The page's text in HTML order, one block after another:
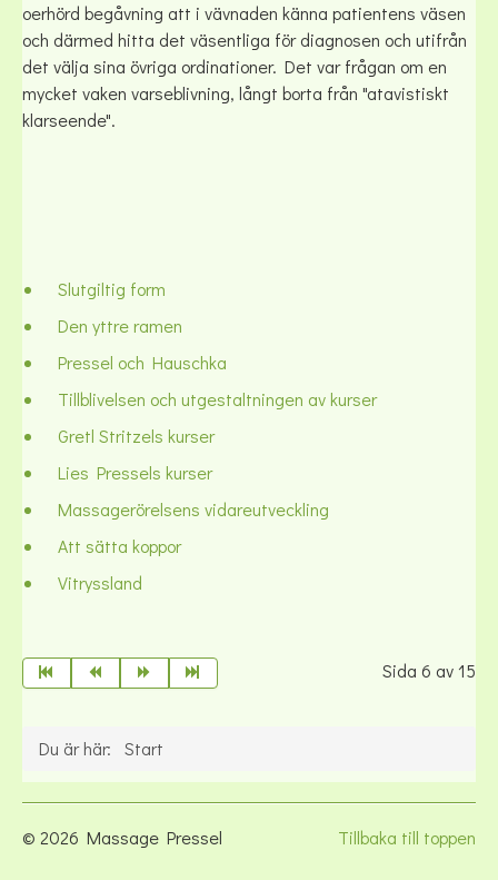
oerhörd begåvning att i vävnaden känna patientens väsen
och därmed hitta det väsentliga för diagnosen och utifrån
det välja sina övriga ordinationer. Det var frågan om en
mycket vaken varseblivning, långt borta från "atavistiskt
klarseende".
Slutgiltig form
Den yttre ramen
Pressel och Hauschka
Tillblivelsen och utgestaltningen av kurser
Gretl Stritzels kurser
Lies Pressels kurser
Massagerörelsens vidareutveckling
Att sätta koppor
Vitryssland
Sida 6 av 15
Du är här: Start
Tillbaka till toppen
© 2026 Massage Pressel